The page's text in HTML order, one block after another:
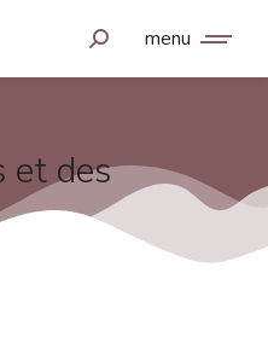
menu
et des